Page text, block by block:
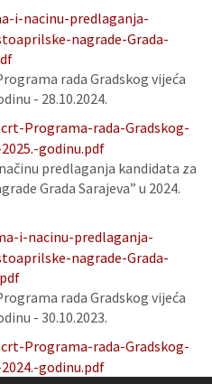
i-nacinu-predlaganja-
nagrade-Grada-
rada Gradskog vijeća
- 28.10.2024.
Programa-rada-Gradskog-
godinu.pdf
predlaganja kandidata za
Grada Sarajeva” u 2024.
i-nacinu-predlaganja-
nagrade-Grada-
rada Gradskog vijeća
- 30.10.2023.
Programa-rada-Gradskog-
godinu.pdf